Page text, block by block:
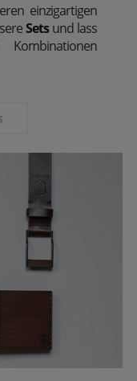
einzigartigen
Setsund lass